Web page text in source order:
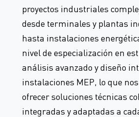
proyectos industriales
desde terminales y plantas
hasta instalaciones
nivel de especialización en
análisis avanzado y diseño
instalaciones MEP, lo que
ofrecer soluciones técnicas
integradas y adaptadas a